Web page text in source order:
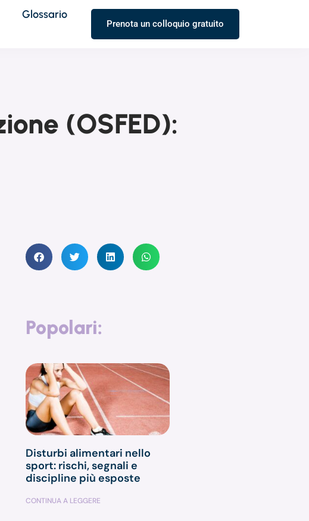
Glossario
Prenota un colloquio gratuito
(OSFED):
Popolari:
Disturbi alimentari nello
sport: rischi, segnali e
discipline più esposte
CONTINUA A LEGGERE